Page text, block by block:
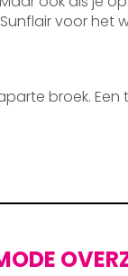
voor het
broek.